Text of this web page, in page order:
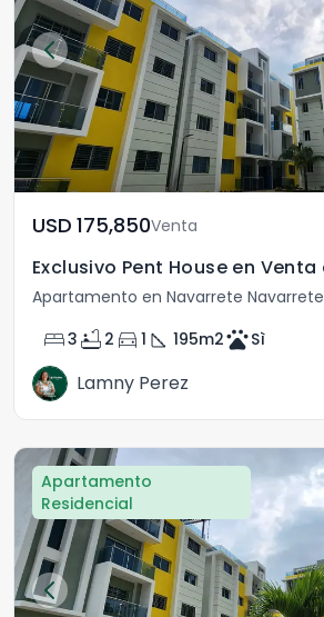
USD	175,850Venta
Apartamento en Navarrete Navarrete
bed3 bathtub 2 directions_car 1 square_foot 195m2petsSì
Lamny Perez
Apartamento
Residencial